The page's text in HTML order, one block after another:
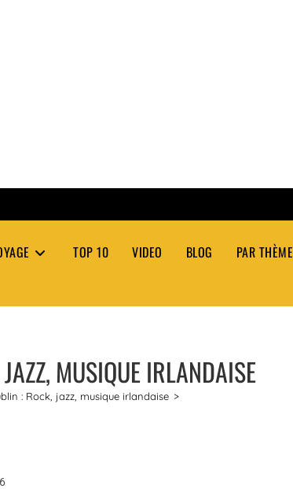
TOP 10 VIDEO BLOG PAR THÈME
MUSIQUE IRLANDAISE
: Rock, jazz, musique irlandaise >